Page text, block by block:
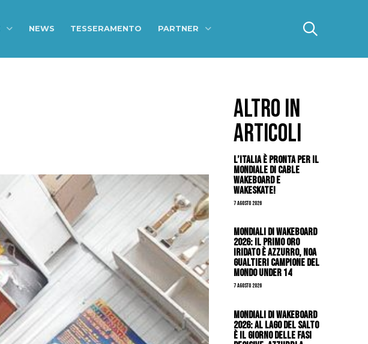
NEWS TESSERAMENTO PARTNER
ALTRO IN
ARTICOLI
L’Italia è pronta per il
Mondiale di Cable
Wakeboard e
Wakeskate!
7 Agosto 2026
Mondiali di Wakeboard
2026: il primo oro
iridato è azzurro, Noa
Gualtieri campione del
mondo Under 14
7 Agosto 2026
Mondiali di Wakeboard
2026: al Lago del Salto
è il giorno delle fasi